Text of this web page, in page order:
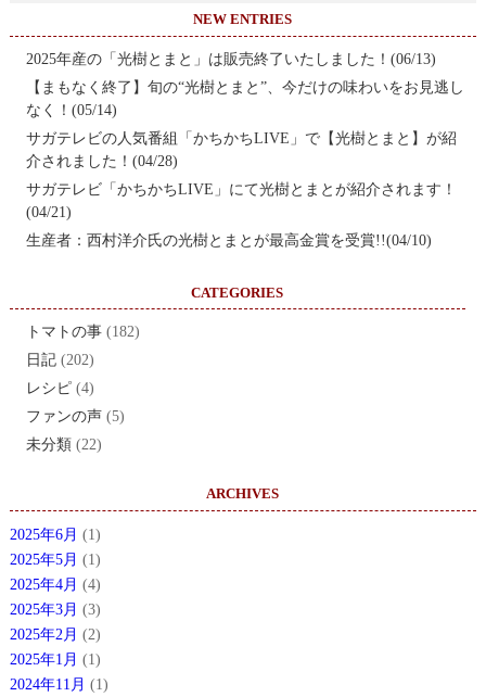
NEW ENTRIES
2025年産の「光樹とまと」は販売終了いたしました！(06/13)
【まもなく終了】旬の“光樹とまと”、今だけの味わいをお見逃し
なく！(05/14)
サガテレビの人気番組「かちかちLIVE」で【光樹とまと】が紹
介されました！(04/28)
サガテレビ「かちかちLIVE」にて光樹とまとが紹介されます！
(04/21)
生産者：西村洋介氏の光樹とまとが最高金賞を受賞!!(04/10)
CATEGORIES
トマトの事(182)
日記(202)
レシピ(4)
ファンの声(5)
未分類 (22)
ARCHIVES
2025年6月 (1)
2025年5月 (1)
2025年4月 (4)
2025年3月 (3)
2025年2月 (2)
2025年1月 (1)
2024年11月 (1)